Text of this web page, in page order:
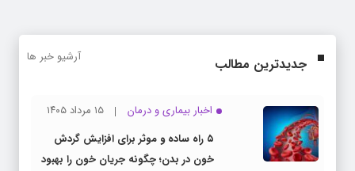
جدیدترین مطالب آرشیو خبر ها
اخبار بیماری و درمان
۱۵ مرداد ۱۴۰۵
۵ راه ساده و موثر برای افزایش گردش
خون در بدن؛ چگونه جریان خون را بهبود